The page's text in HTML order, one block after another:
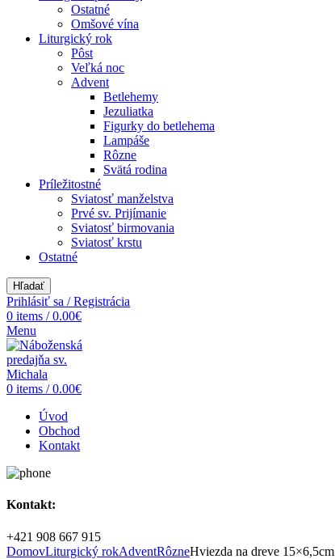
Ostatné
Omšové vína
Liturgický rok
Pôst
Veľká noc
Advent
Betlehemy
Jezuliatka
Figurky do betlehema
Lampáše
Rôzne
Svätá rodina
Príležitostné
Sviatosť manželstva
Prvé sv. Prijímanie
Sviatosť birmovania
Sviatosť krstu
Ostatné
Hľadať
Prihlásiť sa / Registrácia
0 items / 0.00€
Menu
0 items / 0.00€
Úvod
Obchod
Kontakt
Kontakt:
+421 908 667 915
DomovLiturgický rokAdventRôzneHviezda na dreve 15×6,5cm